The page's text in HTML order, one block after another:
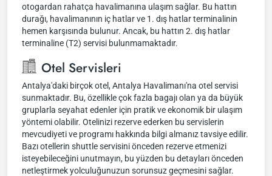
otogardan rahatça havalimanına ulaşım sağlar. Bu hattın
durağı, havalimanının iç hatlar ve 1. dış hatlar terminalinin
hemen karşısında bulunur. Ancak, bu hattın 2. dış hatlar
terminaline (T2) servisi bulunmamaktadır.
Otel Servisleri
Antalya'daki birçok otel, Antalya Havalimanı'na otel servisi
sunmaktadır. Bu, özellikle çok fazla bagajı olan ya da büyük
gruplarla seyahat edenler için pratik ve ekonomik bir ulaşım
yöntemi olabilir. Otelinizi rezerve ederken bu servislerin
mevcudiyeti ve programı hakkında bilgi almanız tavsiye edilir.
Bazı otellerin shuttle servisini önceden rezerve etmenizi
isteyebileceğini unutmayın, bu yüzden bu detayları önceden
netleştirmek yolculuğunuzun sorunsuz geçmesini sağlar.